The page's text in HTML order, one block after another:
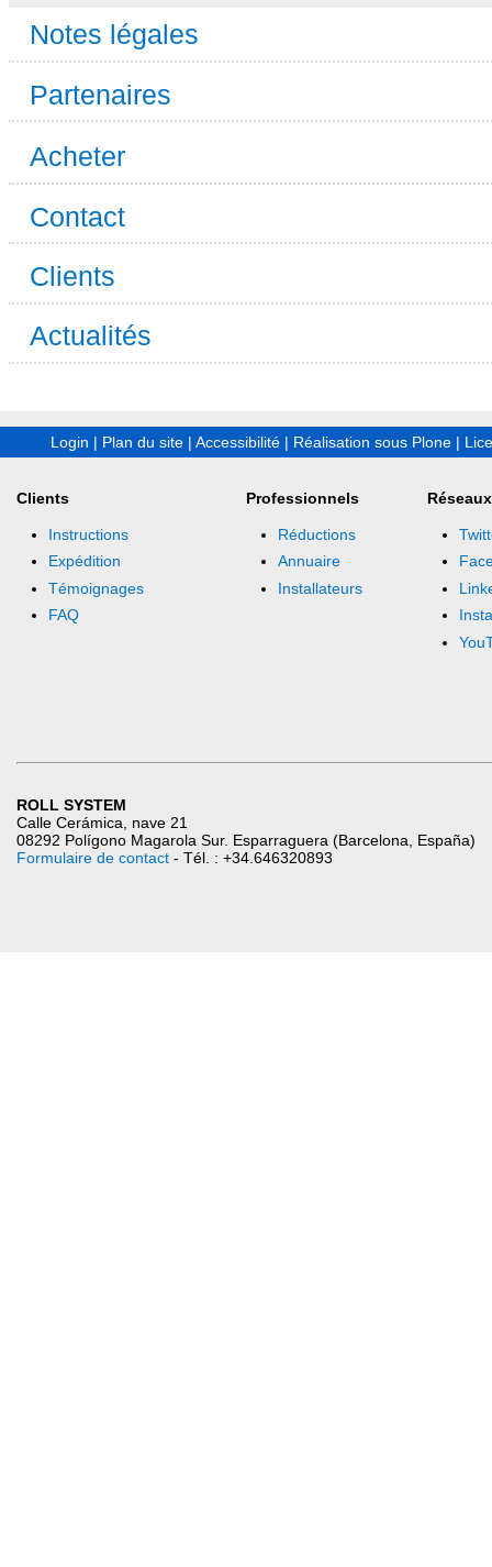
Notes légales
Partenaires
Acheter
Contact
Clients
Actualités
Login | Plan du site| Accessibilité| Réalisation sous Plone|
Clients
Instructions
Expédition
Témoignages
FAQ
Professionnels
Réductions
Annuaire
Installateurs
Réseaux
ROLL SYSTEM
Calle Cerámica, nave 21
08292 Polígono Magarola Sur. Esparraguera (Barcelona, España)
Formulaire de contact- Tél. : +34.646320893